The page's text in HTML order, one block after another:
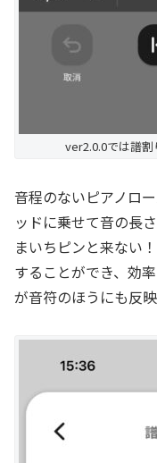
ver2.0.0では譜
音程のないピアノロ
ッドに乗せて音の長
まいちピンと来ない
することができ、効
が音符のほうにも反